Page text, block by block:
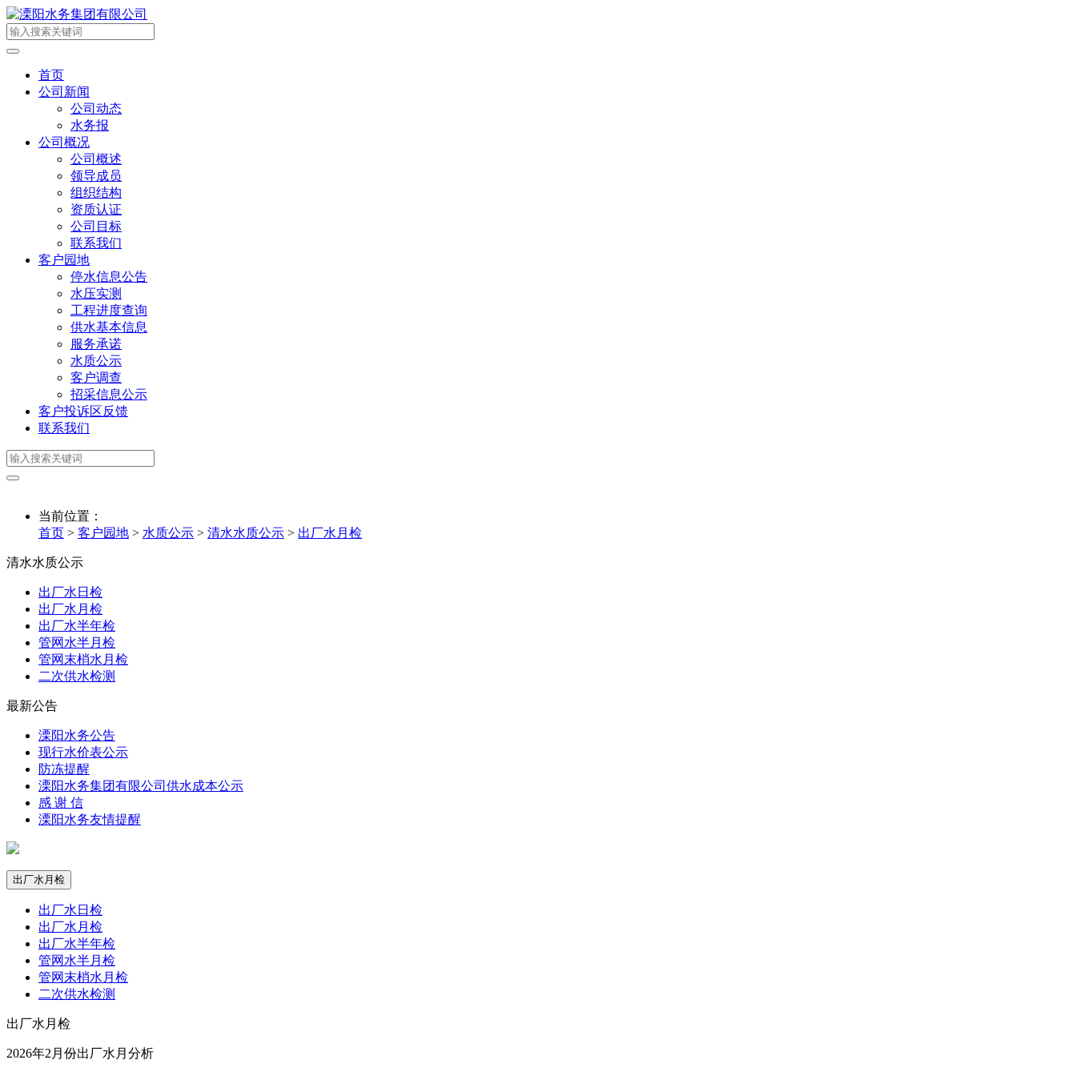
首页
公司新闻
公司动态
水务报
公司概况
公司概述
领导成员
组织结构
资质认证
公司目标
联系我们
客户园地
停水信息公告
水压实测
工程进度查询
供水基本信息
服务承诺
水质公示
客户调查
招采信息公示
客户投诉区反馈
联系我们
当前位置：
首页 > 客户园地 > 水质公示 > 清水水质公示 > 出厂水月检
清水水质公示
出厂水日检
出厂水月检
出厂水半年检
管网水半月检
管网末梢水月检
二次供水检测
最新公告
溧阳水务公告
现行水价表公示
防冻提醒
溧阳水务集团有限公司供水成本公示
感 谢 信
溧阳水务友情提醒
出厂水月检
出厂水日检
出厂水月检
出厂水半年检
管网水半月检
管网末梢水月检
二次供水检测
出厂水月检
2026年2月份出厂水月分析